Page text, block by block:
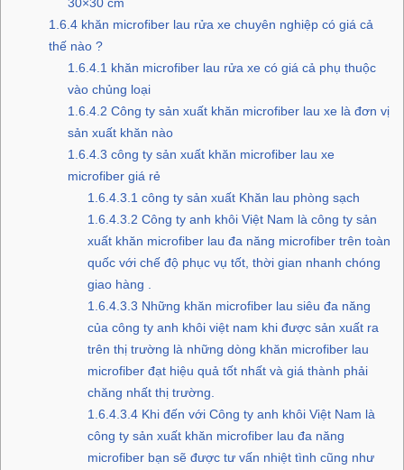
30×30 cm
1.6.4khăn microfiber lau rửa xe chuyên nghiệp có giá cả
thế nào ?
1.6.4.1 khăn microfiber lau rửa xe có giá cả phụ thuộc
vào chủng loại
1.6.4.2 Công ty sản xuất khăn microfiber lau xe là đơn vị
sản xuất khăn nào
1.6.4.3 công ty sản xuất khăn microfiber lau xe
microfiber giá rẻ
1.6.4.3.1 công ty sản xuất Khăn lau phòng sạch
1.6.4.3.2 Công ty anh khôi Việt Nam là công ty sản
xuất khăn microfiber lau đa năng microfiber trên toàn
quốc với chế độ phục vụ tốt, thời gian nhanh chóng
giao hàng .
1.6.4.3.3 Những khăn microfiber lau siêu đa năng
của công ty anh khôi việt nam khi được sản xuất ra
trên thị trường là những dòng khăn microfiber lau
microfiber đạt hiệu quả tốt nhất và giá thành phải
chăng nhất thị trường.
1.6.4.3.4Khi đến với Công ty anh khôi Việt Nam là
công ty sản xuất khăn microfiber lau đa năng
microfiber bạn sẽ được tư vấn nhiệt tình cũng như